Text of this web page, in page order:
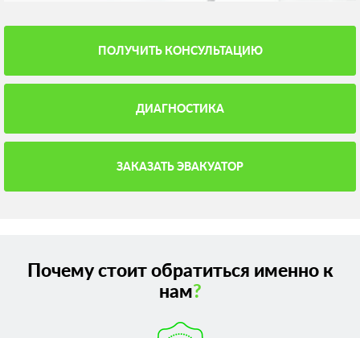
ПОЛУЧИТЬ КОНСУЛЬТАЦИЮ
ДИАГНОСТИКА
ЗАКАЗАТЬ ЭВАКУАТОР
Почему стоит обратиться именно к
нам?